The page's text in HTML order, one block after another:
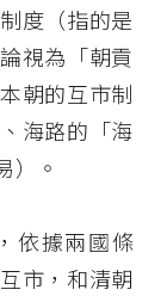
度（指的是
視為「朝貢
朝的互市制
海路的「海
）。
依據兩國條
市，和清朝